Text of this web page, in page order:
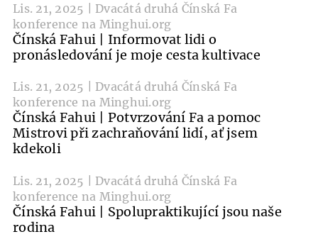
Lis. 21, 2025 | Dvacátá druhá Čínská Fa
konference na Minghui.org
Čínská Fahui | Informovat lidi o
pronásledování je moje cesta kultivace
Lis. 21, 2025 | Dvacátá druhá Čínská Fa
konference na Minghui.org
Čínská Fahui | Potvrzování Fa a pomoc
Mistrovi při zachraňování lidí, ať jsem
kdekoli
Lis. 21, 2025 | Dvacátá druhá Čínská Fa
konference na Minghui.org
Čínská Fahui | Spolupraktikující jsou naše
rodina